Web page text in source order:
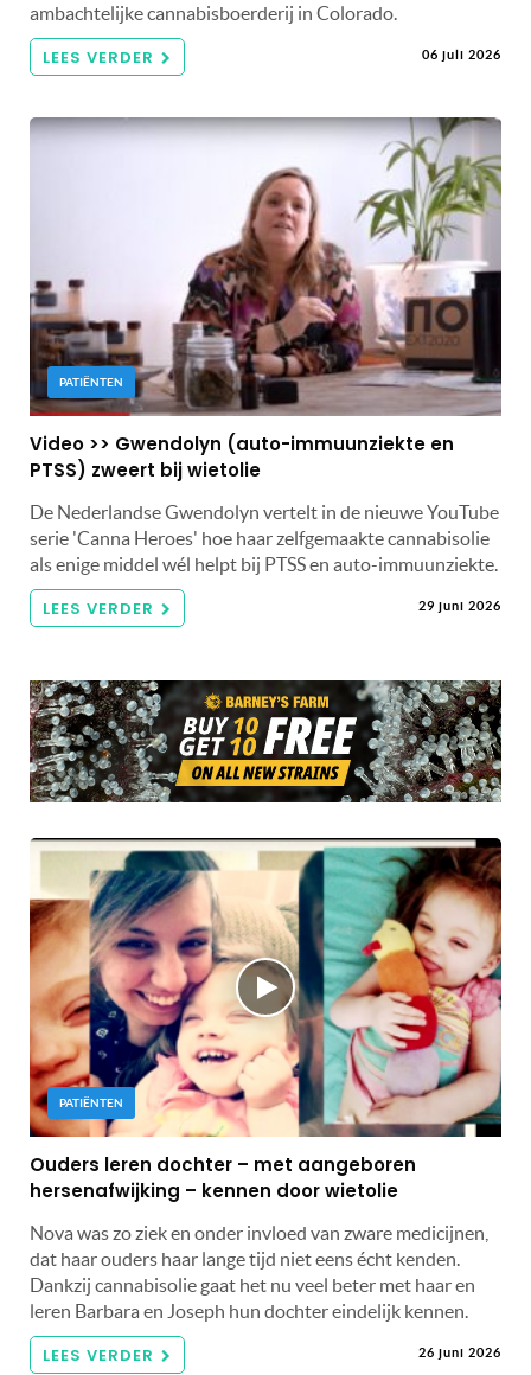
ambachtelijke cannabisboerderij in Colorado.
LEES VERDER 06 juli 2026
PATIËNTEN
Video >> Gwendolyn (auto-immuunziekte en
PTSS) zweert bij wietolie
De Nederlandse Gwendolyn vertelt in de nieuwe YouTube
serie 'Canna Heroes' hoe haar zelfgemaakte cannabisolie
als enige middel wél helpt bij PTSS en auto-immuunziekte.
LEES VERDER 29 juni 2026
PATIËNTEN
Ouders leren dochter – met aangeboren
hersenafwijking – kennen door wietolie
Nova was zo ziek en onder invloed van zware medicijnen,
dat haar ouders haar lange tijd niet eens écht kenden.
Dankzij cannabisolie gaat het nu veel beter met haar en
leren Barbara en Joseph hun dochter eindelijk kennen.
LEES VERDER 26 juni 2026